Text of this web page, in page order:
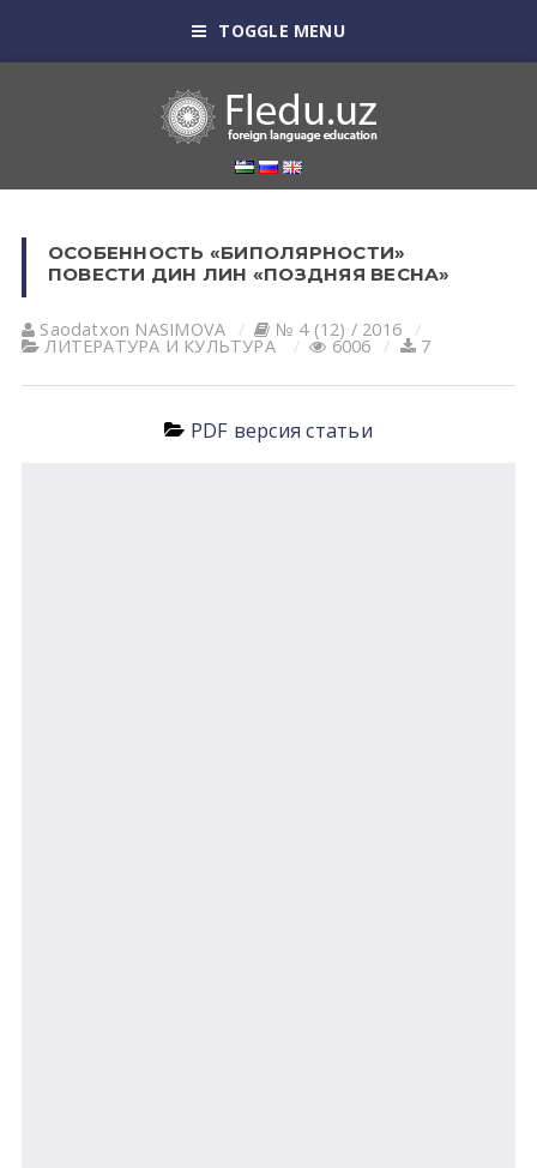
TOGGLE MENU
ОСОБЕННОСТЬ «БИПОЛЯРНОСТИ»
ПОВЕСТИ ДИН ЛИН «ПОЗДНЯЯ ВЕСНА»
Saodatxon NАSIMOVА № 4 (12) / 2016
ЛИТЕРАТУРА И КУЛЬТУРА 6006 7
PDF версия статьи